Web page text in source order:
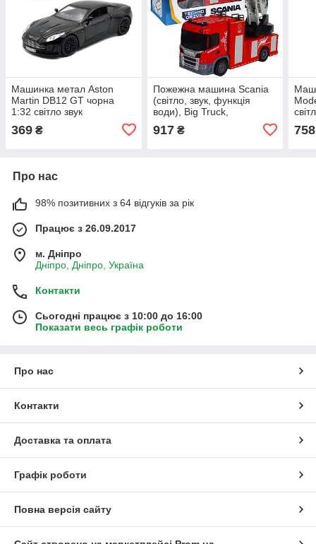
Машинка метал Aston
Martin DB12 GT чорна
1:32 світло звук
369 ₴
Пожежна машина Scania
(світло, звук, функція
води), Big Truck,
TechnoDrive, 31х10х16 см
(6407KS)
917₴ 758
Про нас
98% позитивних з 64 відгуків за рік
Працює з 26.09.2017
м. Дніпро
Дніпро, Дніпро, Україна
Контакти
Сьогодні працює з 10:00 до 16:00
Показати весь графік роботи
Про нас
Контакти
Доставка та оплата
Графік роботи
Повна версія сайту